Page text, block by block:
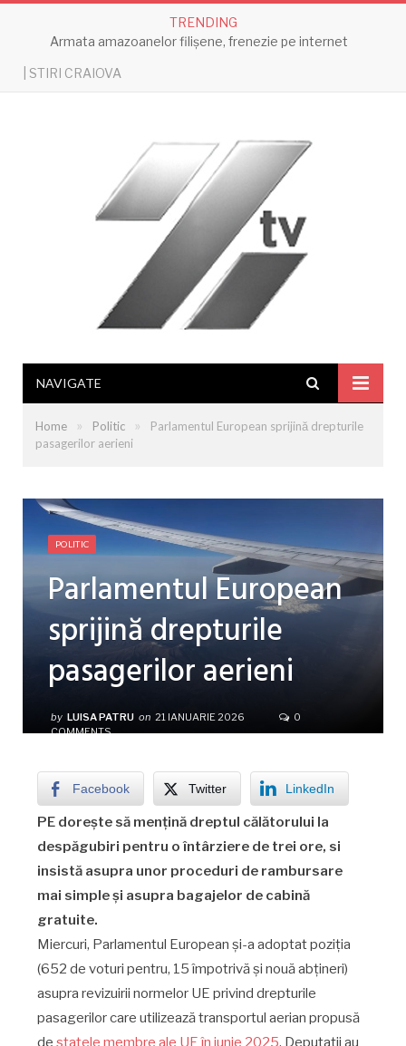
TRENDING
Armata amazoanelor filișene, frenezie pe internet
| STIRI CRAIOVA
NAVIGATE
Home » Politic »
Parlamentul European sprijină drepturile
pasagerilor aerieni
POLITIC
Parlamentul European
sprijină drepturile
pasagerilor aerieni
by LUISA PATRU on 21 IANUARIE 2026
0
COMMENTS
Facebook Twitter LinkedIn
PE dorește să mențină dreptul călătorului la
despăgubiri pentru o întârziere de trei ore, si
insistă asupra unor proceduri de rambursare
mai simple și asupra bagajelor de cabină
gratuite.
Miercuri, Parlamentul European și-a adoptat poziția
(652 de voturi pentru, 15 împotrivă și nouă abțineri)
asupra revizuirii normelor UE privind drepturile
pasagerilor care utilizează transportul aerian propusă
de statele membre ale UE în iunie 2025. Deputații au